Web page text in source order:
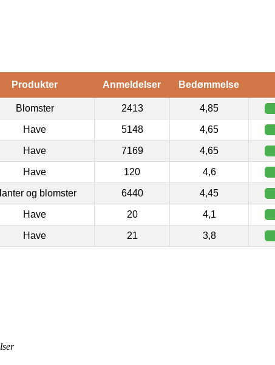
Produkter Anmeldelser Bedømmelse
Blomster 2413 4,85
Have 5148 4,65
Have 7169 4,65
Have 120 4,6
og blomster 6440 4,45
Have 20 4,1
Have 21 3,8